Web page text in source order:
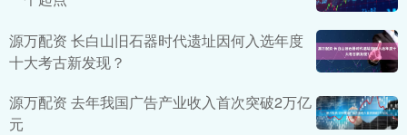
源万配资 长白山旧石器时代遗址因何入选年度
十大考古新发现？
源万配资 去年我国广告产业收入首次突破2万亿
元